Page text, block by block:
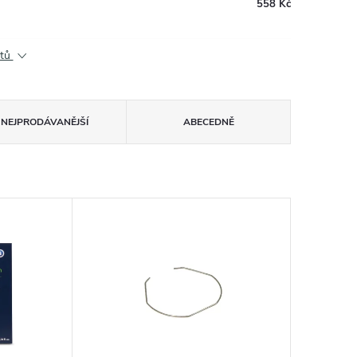
558 Kč
NEJPRODÁVANĚJŠÍ ABECEDNĚ